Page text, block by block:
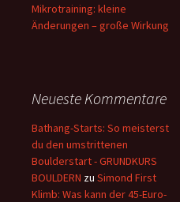
Mikrotraining: kleine
Änderungen – große Wirkung
Neueste Kommentare
Bathang-Starts: So meisterst
du den umstrittenen
Boulderstart - GRUNDKURS
BOULDERN zu Simond First
Klimb: Was kann der 45-Euro-